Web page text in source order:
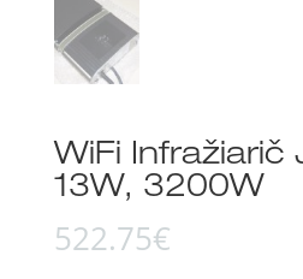
WiFi Infražiarič
13W, 3200W
522.75€